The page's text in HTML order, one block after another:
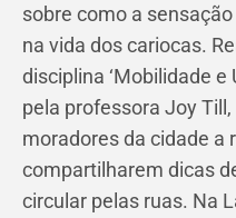
sobre como a
na vida dos cariocas.
disciplina ‘Mobilidade e
pela professora Joy
moradores da cidade a
compartilharem dicas
circular pelas ruas. Na